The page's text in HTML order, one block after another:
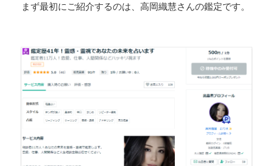
まず最初にご紹介するのは、高岡織慧さんの鑑定です。